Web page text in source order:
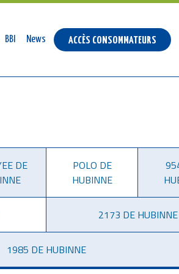
BBI News ACCÈS CONSOMMATEURS
DE
POLO DE
HUBINNE
2173 DE HUBINNE
1985 DE HUBINNE